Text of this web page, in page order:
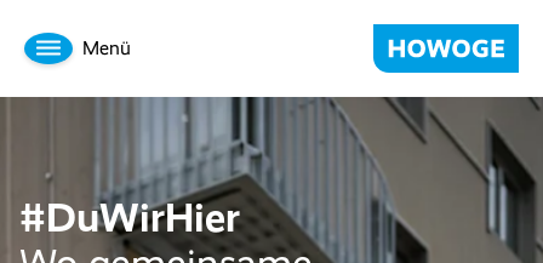
Menü
#DuWirHier